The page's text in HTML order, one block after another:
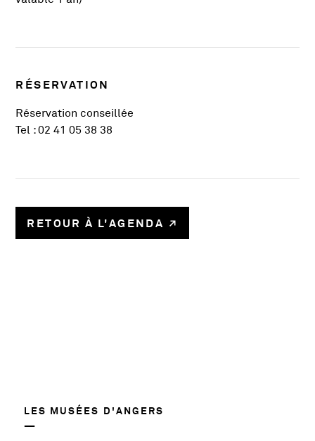
RÉSERVATION
Réservation conseillée
Tel : 02 41 05 38 38
RETOUR À L'AGENDA
LES MUSÉES D'ANGERS